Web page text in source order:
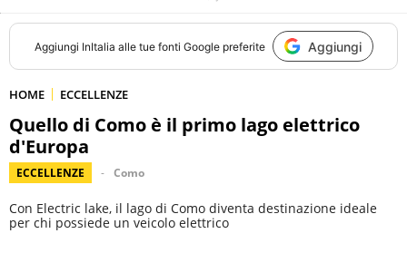
Aggiungi InItalia alle tue fonti Google preferite Aggiungi
HOME ECCELLENZE
Quello di Como è il primo lago elettrico
d'Europa
ECCELLENZE Como
Con Electric lake, il lago di Como diventa destinazione ideale
per chi possiede un veicolo elettrico